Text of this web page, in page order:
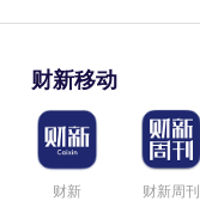
财新移动
财新 财新周刊